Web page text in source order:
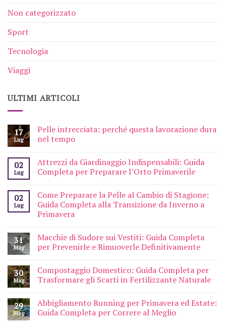
Non categorizzato
Sport
Tecnologia
Viaggi
ULTIMI ARTICOLI
17
Lug
Pelle intrecciata: perché questa lavorazione dura
nel tempo
02
Lug
Attrezzi da Giardinaggio Indispensabili: Guida
Completa per Preparare l’Orto Primaverile
02
Lug
Come Preparare la Pelle al Cambio di Stagione:
Guida Completa alla Transizione da Inverno a
Primavera
31
Mag
Macchie di Sudore sui Vestiti: Guida Completa
per Prevenirle e Rimuoverle Definitivamente
30
Mag
Compostaggio Domestico: Guida Completa per
Trasformare gli Scarti in Fertilizzante Naturale
29
Mag
Abbigliamento Running per Primavera ed Estate:
Guida Completa per Correre al Meglio